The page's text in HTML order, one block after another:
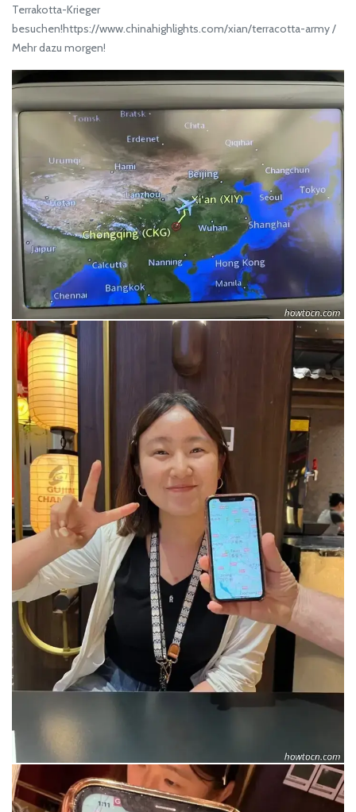
Terrakotta-Krieger
besuchen!https://www.chinahighlights.com/xian/terracotta-army /
Mehr dazu morgen!